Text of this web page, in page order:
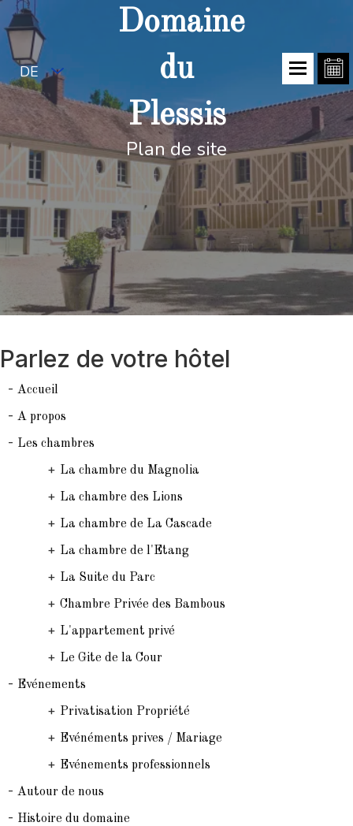
DE
Domaine
du
Plessis
Plan de site
Parlez de votre hôtel
- Accueil
- A propos
- Les chambres
+ La chambre du Magnolia
+ La chambre des Lions
+ La chambre de La Cascade
+ La chambre de l'Etang
+ La Suite du Parc
+ Chambre Privée des Bambous
+ L'appartement privé
+ Le Gite de la Cour
- Evénements
+ Privatisation Propriété
+ Evénéments prives / Mariage
+ Evénements professionnels
- Autour de nous
- Histoire du domaine